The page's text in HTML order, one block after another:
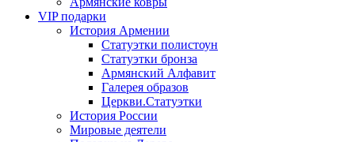
VIP подарки
История Армении
Статуэтки полистоун
Статуэтки бронза
Армянский Алфавит
Галерея образов
Церкви.Статуэтки
История России
Мировые деятели